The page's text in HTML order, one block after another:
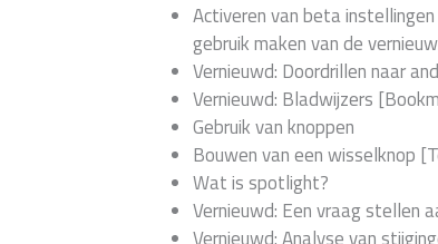
Activeren van beta
gebruik maken van de
Vernieuwd: Doordrillen naar
Vernieuwd: Bladwijzers
Gebruik van knoppen
Bouwen van een wisselknop
Wat is spotlight?
Vernieuwd: Een vraag stellen